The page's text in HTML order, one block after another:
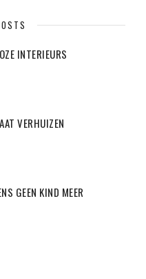
INTERIEURS
VERHUIZEN
GEEN KIND MEER